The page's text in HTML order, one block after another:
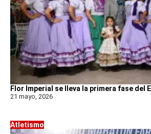
Flor Imperial se lleva la primera fase del
21 mayo, 2026
Atletismo